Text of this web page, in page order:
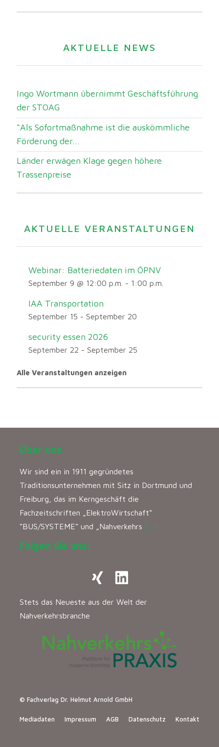
AKTUELLE NEWS
Ingo Wortmann übernimmt Geschäftsführung
der STOAG
“Als Sofortmaßnahme ist die auskömmliche
Förderung der...
Länder erwägen Klage gegen höhere
Trassenpreise
AKTUELLE VERANSTALTUNGEN
Webinar: Batteriedaten im ÖPNV
September 9 @ 12:00 p.m. - 1:00 p.m.
IAA Transportation
September 15 - September 20
security essen 2026
September 22 - September 25
Alle Veranstaltungen anzeigen
Über uns
Wir sind ein in 1911 gegründetes
Traditionsunternehmen mit Sitz in Dortmund und
Freiburg, das im Kerngeschäft die
Fachzeitschriften „ElektroWirtschaft“
“BUS/SYSTEME” und „Nahverkehrs […]
Folgen Sie uns:
Stets das Neueste aus der Welt der
Nahverkehrsbranche
© Fachverlag Dr. Helmut Arnold GmbH
Mediadaten Impressum AGB Datenschutz Kontakt